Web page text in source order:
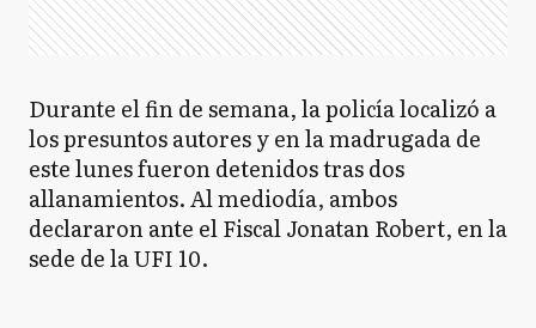
Durante el fin de semana, la policía localizó a
los presuntos autores y en la madrugada de
este lunes fueron detenidos tras dos
allanamientos. Al mediodía, ambos
declararon ante el Fiscal Jonatan Robert, en la
sede de la UFI 10.